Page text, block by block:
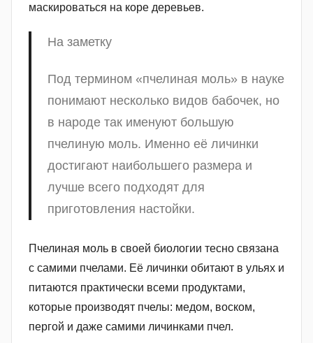
маскироваться на коре деревьев.
На заметку
Под термином «пчелиная моль» в науке
понимают несколько видов бабочек, но
в народе так именуют большую
пчелиную моль. Именно её личинки
достигают наибольшего размера и
лучше всего подходят для
приготовления настойки.
Пчелиная моль в своей биологии тесно связана
с самими пчелами. Её личинки обитают в ульях и
питаются практически всеми продуктами,
которые производят пчелы: медом, воском,
пергой и даже самими личинками пчел.